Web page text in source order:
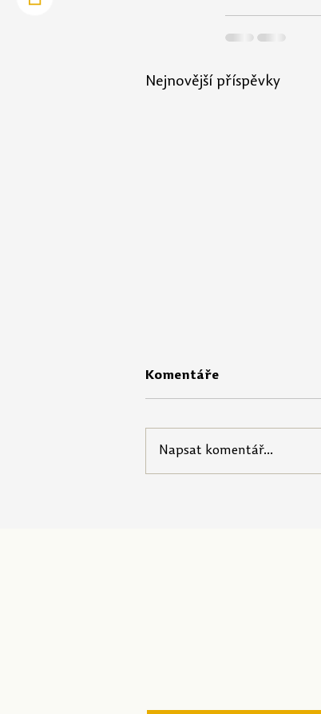
Nejnovější příspěvky
Komentáře
Napsat komentář...